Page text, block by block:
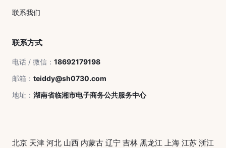
联系我们
联系方式
电话 / 微信： 18692179198
邮箱： teiddy@sh0730.com
地址： 湖南省临湘市电子商务公共服务中心
北京 天津 河北 山西 内蒙古 辽宁 吉林 黑龙江 上海 江苏 浙江